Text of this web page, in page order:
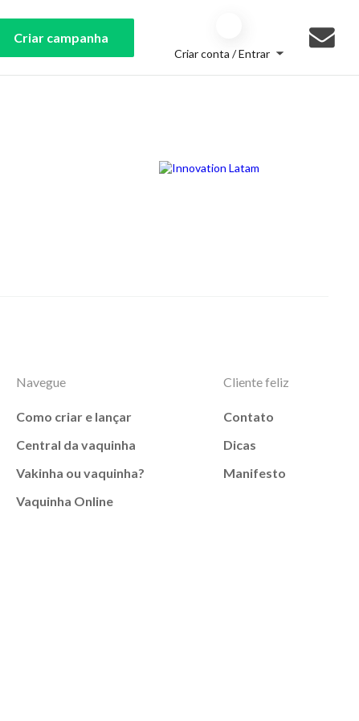
Criar campanha
Criar conta / Entrar
Navegue
Como criar e lançar
Central da vaquinha
Vakinha ou vaquinha?
Vaquinha Online
Cliente feliz
Contato
Dicas
Manifesto